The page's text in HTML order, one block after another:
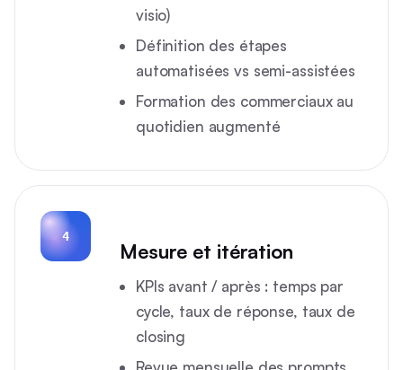
visio)
Définition des étapes
automatisées vs semi-assistées
Formation des commerciaux au
quotidien augmenté
4
Mesure et itération
KPIs avant / après : temps par
cycle, taux de réponse, taux de
closing